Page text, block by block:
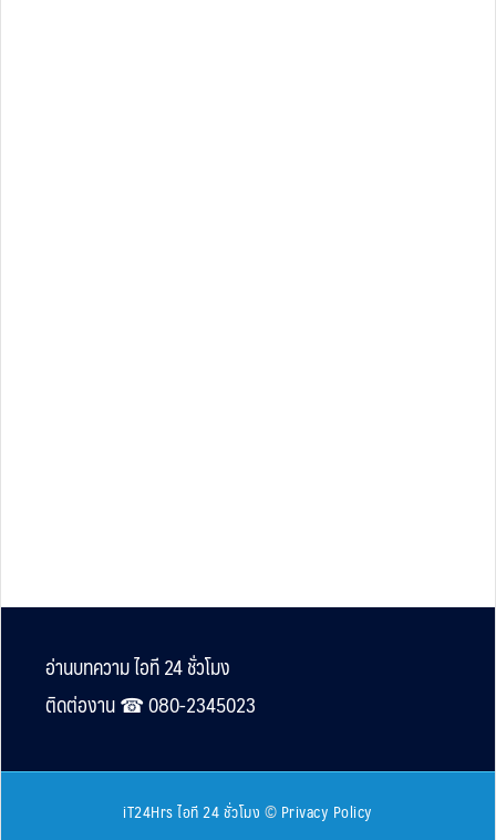
Footer
อ่านบทความ ไอที 24 ชั่วโมง
ติดต่องาน ☎︎ 080-2345023
iT24Hrs ไอที 24 ชั่วโมง © Privacy Policy